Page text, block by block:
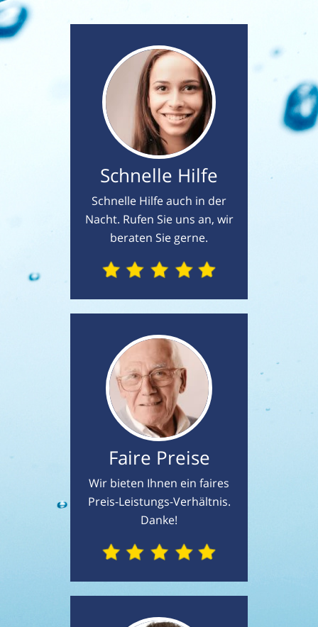
Schnelle Hilfe
Schnelle Hilfe auch in der
Nacht. Rufen Sie uns an, wir
beraten Sie gerne.
Faire Preise
Wir bieten Ihnen ein faires
Preis-Leistungs-Verhältnis.
Danke!